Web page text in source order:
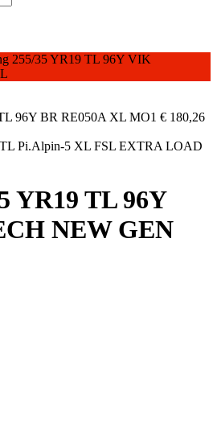
255/35 YR19 TL 96Y VIK
96Y BR RE050A XL MO1 € 180,26
Pi.Alpin-5 XL FSL EXTRA LOAD
YR19 TL 96Y
NEW GEN